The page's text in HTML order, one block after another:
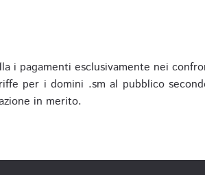
i pagamenti esclusivamente nei
per i domini .sm al pubblico
in merito.